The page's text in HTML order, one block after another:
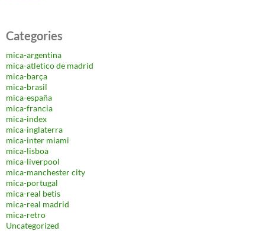
Categories
mica-argentina
mica-atletico de madrid
mica-barça
mica-brasil
mica-españa
mica-francia
mica-index
mica-inglaterra
mica-inter miami
mica-lisboa
mica-liverpool
mica-manchester city
mica-portugal
mica-real betis
mica-real madrid
mica-retro
Uncategorized